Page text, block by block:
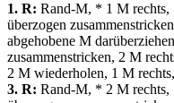
1. R: Rand-M, * 1 M rechts,
überzogen
abgehobene M
zusammenstricken, 2 M
2 M wiederholen, 1 M
3. R: Rand-M, * 2 M rechts,